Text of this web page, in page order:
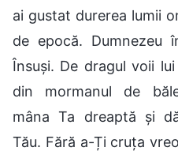
ai gustat durerea lumii
de epocă. Dumnezeu
Însuși. De dragul voii
din mormanul de
mâna Ta dreaptă și
Tău. Fără a-Ți cruța